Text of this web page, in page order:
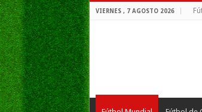
VIERNES , 7 AGOSTO 2026